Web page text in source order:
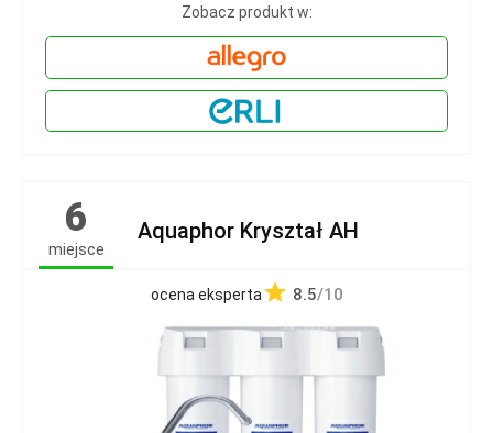
Zobacz produkt w:
6
miejsce
Aquaphor Kryształ AH
ocena eksperta 8.5/10